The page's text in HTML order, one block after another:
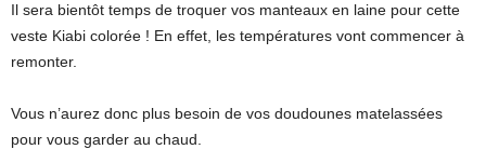
Il sera bientôt temps de troquer vos manteaux en laine pour cette
veste Kiabi colorée ! En effet, les températures vont commencer à
remonter.
Vous n’aurez donc plus besoin de vos doudounes matelassées
pour vous garder au chaud.